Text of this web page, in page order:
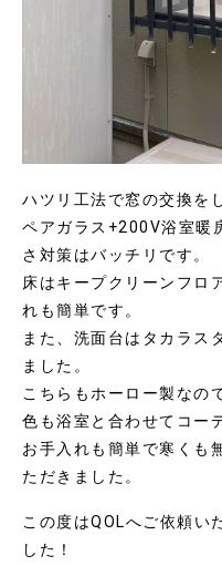
ハツリ工法で窓の交換を
ペアガラス+200V浴室暖
さ対策はバッチリです。
床はキープクリーンフロ
れも簡単です。
また、洗面台はタカラス
ました。
こちらもホーロー製なの
色も浴室と合わせてコー
お手入れも簡単で寒くも
ただきました。
この度はQOLへご依頼い
した！